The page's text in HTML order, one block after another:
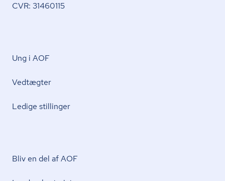
CVR: 31460115
Ung i AOF
Vedtægter
Ledige stillinger
Bliv en del af AOF